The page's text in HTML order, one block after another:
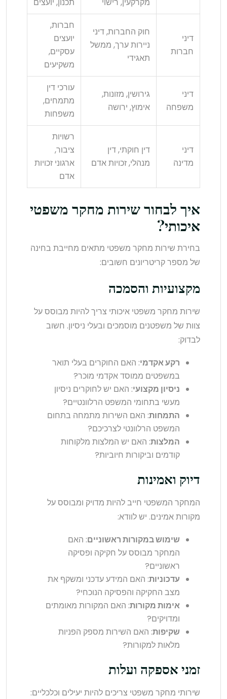
דיני
חברות
חוק החברות, דיני
ניירות ערך, ממשל
תאגידי
חברות,
יועצים
עסקיים,
משקיעים
דיני
משפחה
גירושין, מזונות,
אימוץ, ירושה
עורכי דין
מתמחים,
משפחות
דיני
מדינה
דין חוקתי, דין
מנהלי, זכויות אדם
רשויות
ציבור,
ארגוני זכויות
אדם
איך לבחור שירות מחקר משפטי
איכותי?
בחירת שירות מחקר משפטי מתאים מחייבת בחינה
של מספר קריטריונים חשובים:
מקצועיות והסמכה
שירות מחקר משפטי איכותי צריך להיות מבוסס על
צוות של משפטנים מוסמכים ובעלי ניסיון. חשוב
לבדוק:
רקע אקדמי: האם החוקרים בעלי תואר
במשפטים ממוסד אקדמי מוכר?
ניסיון מקצועי: האם יש לחוקרים ניסיון
מעשי בתחומי המשפט הרלוונטיים?
התמחות: האם השירות מתמחה בתחום
המשפט הרלוונטי לצרכיכם?
המלצות: האם יש המלצות מלקוחות
קודמים וביקורות חיוביות?
דיוק ואמינות
המחקר המשפטי חייב להיות מדויק ומבוסס על
מקורות אמינים. יש לוודא:
שימוש במקורות ראשוניים: האם
המחקר מבוסס על חקיקה ופסיקה
ראשוניים?
עדכוניות: האם המידע עדכני ומשקף את
מצב החקיקה והפסיקה הנוכחי?
אימות מקורות: האם המקורות מאומתים
ומדויקים?
שקיפות: האם השירות מספק הפניות
מלאות למקורות?
זמני אספקה ועלות
שירותי מחקר משפטי צריכים להיות יעילים וכלכליים: